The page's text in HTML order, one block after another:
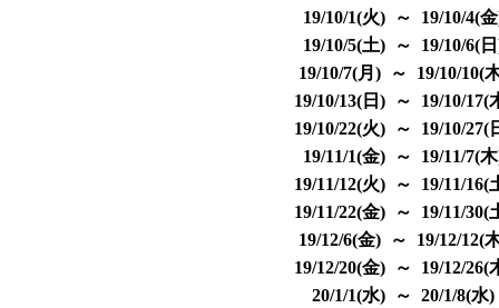
19/10/1(火) ～ 19/10/4(
19/10/5(土) ～ 19/10/6(
19/10/7(月) ～ 19/10/10(
19/10/13(日) ～ 19/10/
19/10/22(火) ～ 19/10/
19/11/1(金) ～ 19/11/7(
19/11/12(火) ～ 19/11/
19/11/22(金) ～ 19/11/
19/12/6(金) ～ 19/12/12(
19/12/20(金) ～ 19/12/
20/1/1(水) ～ 20/1/8(